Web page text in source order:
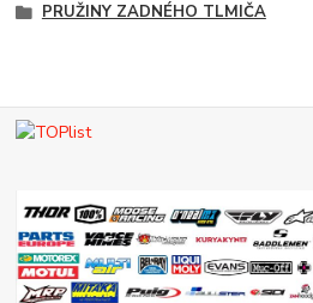
PRUŽINY ZADNÉHO TLMIČA